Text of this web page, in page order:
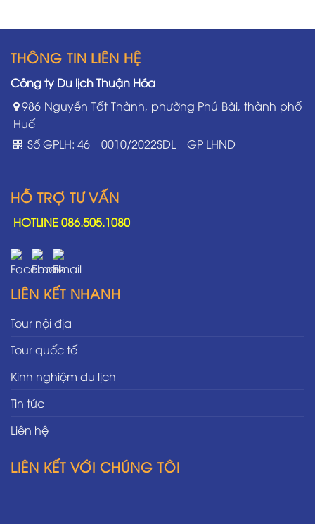
THÔNG TIN LIÊN HỆ
Công ty Du lịch Thuận Hóa
986 Nguyễn Tất Thành, phường Phú Bài, thành phố
Huế
Số GPLH: 46 – 0010/2022SDL – GP LHND
HỖ TRỢ TƯ VẤN
HOTLINE 086.505.1080
LIÊN KẾT NHANH
Tour nội địa
Tour quốc tế
Kinh nghiệm du lịch
Tin tức
Liên hệ
LIÊN KẾT VỚI CHÚNG TÔI